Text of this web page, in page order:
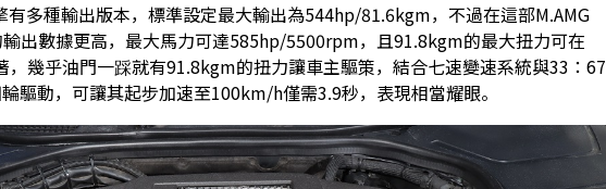
有多種輸出版本，標準設定最大輸出為544hp/81.6kgm，不過在這部M.AMG
出數據更高，最大馬力可達585hp/5500rpm，且91.8kgm的最大扭力可在
幾乎油門一踩就有91.8kgm的扭力讓車主驅策，結合七速變速系統與33：67
驅動，可讓其起步加速至100km/h僅需3.9秒，表現相當耀眼。